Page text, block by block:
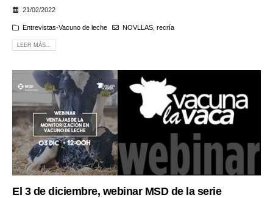
21/02/2022
Entrevistas-Vacuno de leche NOVLLAS, recría
LEER MÁS...
El 3 de diciembre, webinar MSD de la serie